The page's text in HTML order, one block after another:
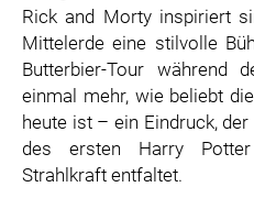
KOSPET
WARNER BROS. DISCOVERY
ZOOPLUS
RABEA ROGGE
Rick and Morty inspiriert
Mittelerde eine stilvolle
Butterbier-Tour während
einmal mehr, wie beliebt
heute ist – ein Eindruck,
des ersten Harry
Strahlkraft entfaltet.